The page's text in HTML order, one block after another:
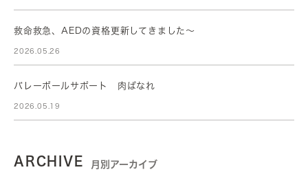
救命救急、AEDの資格更新してきました～
2026.05.26
バレーボールサポート 肉ばなれ
2026.05.19
ARCHIVE 月別アーカイブ